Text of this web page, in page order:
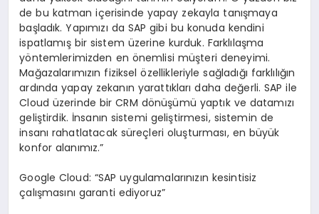
de bu katman içerisinde yapay zekayla tanışmaya
başladık. Yapımızı da SAP gibi bu konuda kendini
ispatlamış bir sistem üzerine kurduk. Farklılaşma
yöntemlerimizden en önemlisi müşteri deneyimi.
Mağazalarımızın fiziksel özellikleriyle sağladığı farklılığın
ardında yapay zekanın yarattıkları daha değerli. SAP ile
Cloud üzerinde bir CRM dönüşümü yaptık ve datamızı
geliştirdik. İnsanın sistemi geliştirmesi, sistemin de
insanı rahatlatacak süreçleri oluşturması, en büyük
konfor alanımız.”
Google Cloud: “SAP uygulamalarınızın kesintisiz
çalışmasını garanti ediyoruz”